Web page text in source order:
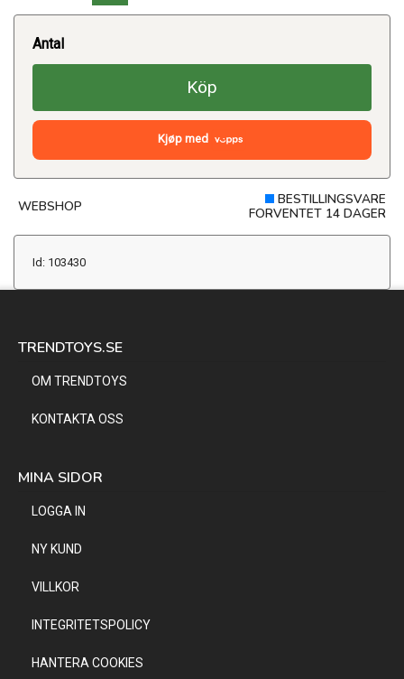
Antal
Köp
Kjøp med
WEBSHOP
BESTILLINGSVARE
FORVENTET 14 DAGER
Id: 103430
TRENDTOYS.SE
OM TRENDTOYS
KONTAKTA OSS
MINA SIDOR
LOGGA IN
NY KUND
VILLKOR
INTEGRITETSPOLICY
HANTERA COOKIES